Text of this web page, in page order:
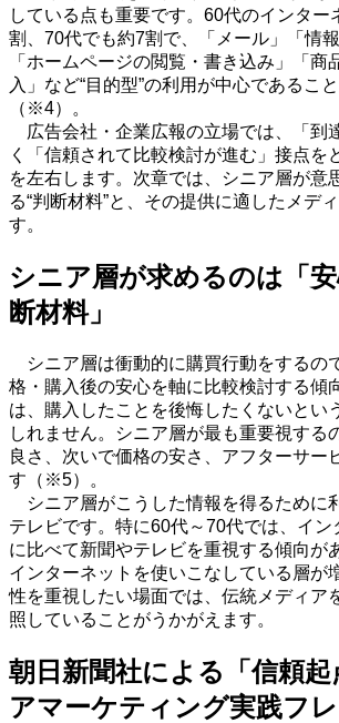
している点も重要です。 60代のインター
割、 70代でも約7割で、「メール」「情
「ホームページの閲覧・書き込み」「商
入」など“目的型”の利用が中心であるこ
（※4）。
広告会社・企業広報の立場では、「到
く「信頼されて比較検討が進む」接点を
を左右します。次章では、シニア層が意
る“判断材料”と、その提供に適したメデ
す。
シニア層が求めるのは「
断材料」
シニア層は衝動的に購買行動をするの
格・購入後の安心を軸に比較検討する傾
は、購入したことを後悔したくないとい
しれません。シニア層が最も重要視する
良さ、次いで価格の安さ、アフターサー
す（※5）。
シニア層がこうした情報を得るために
テレビです。特に60代～70代では、イン
に比べて新聞やテレビを重視する傾向が
インターネットを使いこなしている層が
性を重視したい場面では、伝統メディア
照していることがうかがえます。
朝日新聞社による「信頼
アマーケティング実践フ